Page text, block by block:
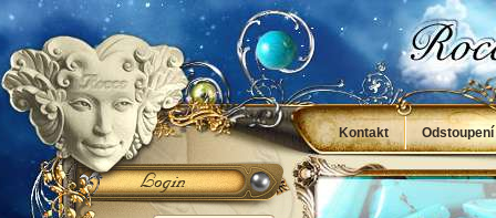
Kontakt
Obchodní podmínky